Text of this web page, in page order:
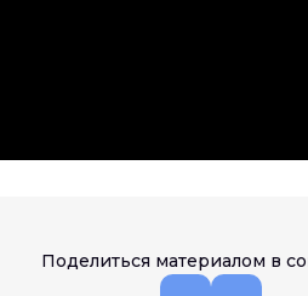
Поделиться материалом в